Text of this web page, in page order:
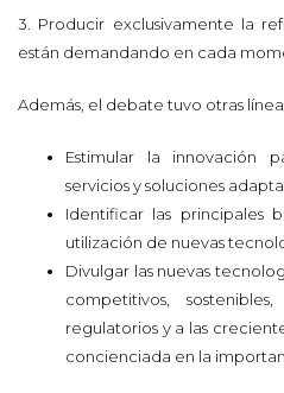
3. Producir exclusivamente la
están demandando en cada
Además, el debate tuvo otras
Estimular la innovación
servicios y soluciones
Identificar las principales
utilización de nuevas
Divulgar las nuevas
competitivos,
regulatorios y a las
concienciada en la